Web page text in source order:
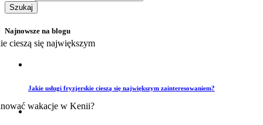
Najnowsze na blogu
Jakie usługi fryzjerskie cieszą się największym zainteresowaniem?